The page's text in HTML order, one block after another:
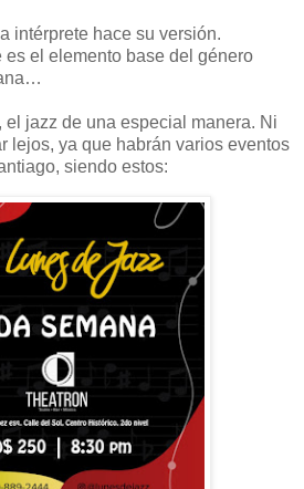
intérprete hace su versión.
el elemento base del género
el jazz de una especial manera. Ni
lejos, ya que habrán varios eventos
siendo estos: